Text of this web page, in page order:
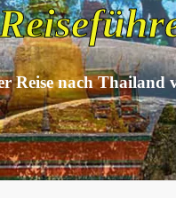
Reise nach Thailand